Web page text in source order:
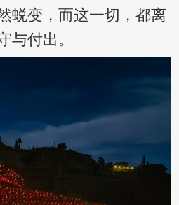
蜕变，而这一切，都离
与付出。